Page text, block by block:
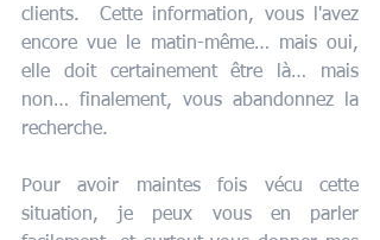
clients.  Cette information, vous l'avez
encore vue le matin-même… mais oui,
elle doit certainement être là… mais
non… finalement, vous abandonnez la
recherche.
Pour avoir maintes fois vécu cette
situation, je peux vous en parler